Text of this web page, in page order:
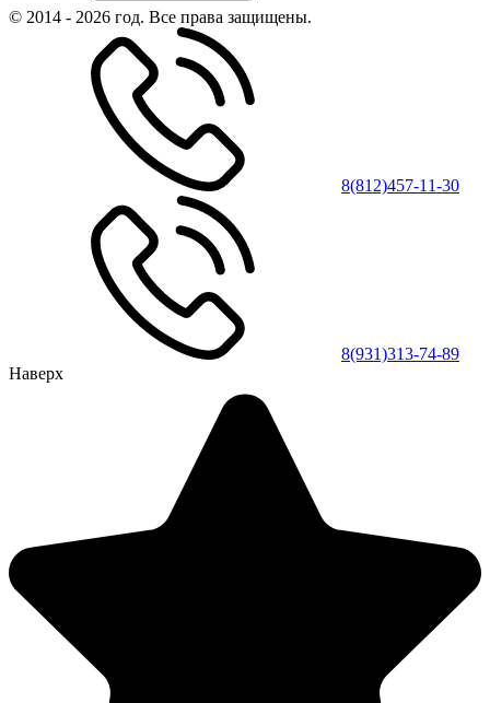
© 2014 - 2026 год. Все права защищены.
8(812)457-11-30
8(931)313-74-89
Наверх